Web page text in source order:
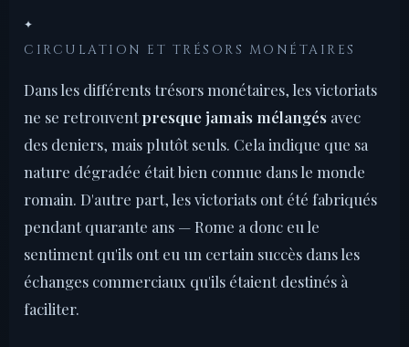
✦
CIRCULATION ET TRÉSORS MONÉTAIRES
Dans les différents trésors monétaires, les victoriats
ne se retrouventpresque jamais mélangés avec
des deniers, mais plutôt seuls. Cela indique que sa
nature dégradée était bien connue dans le monde
romain. D'autre part, les victoriats ont été fabriqués
pendant quarante ans — Rome a donc eu le
sentiment qu'ils ont eu un certain succès dans les
échanges commerciaux qu'ils étaient destinés à
faciliter.